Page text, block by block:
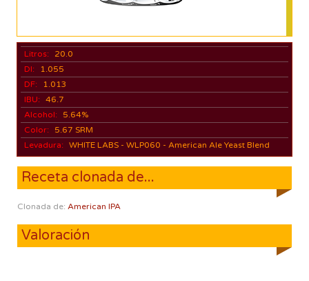
Litros:
20.0
DI:
1.055
DF:
1.013
IBU: 46.7
Alcohol:
5.64%
Color:
5.67 SRM
Levadura: WHITE LABS - WLP060 - American Ale Yeast Blend
Receta clonada de...
Clonada de: American IPA
Valoración